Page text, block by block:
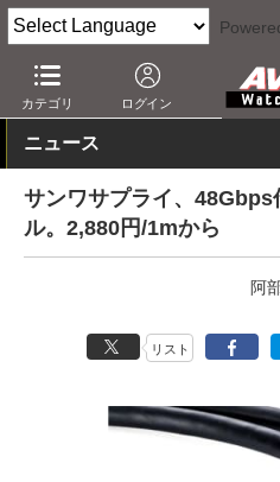
カテゴリ ログイン
AV Watch 製品 AV周辺機器
ニュース
サンワサプライ、48Gbps
ル。2,880円/1mから
阿
リスト